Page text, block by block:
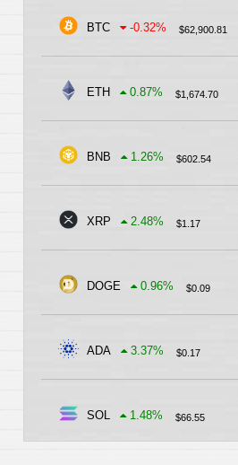
$62,900.81
BTC -0.32%
$1,674.70
ETH 0.87%
$602.54
BNB 1.26%
$1.17
XRP 2.48%
$0.09
DOGE 0.96%
$0.17
ADA 3.37%
$66.55
SOL 1.48%